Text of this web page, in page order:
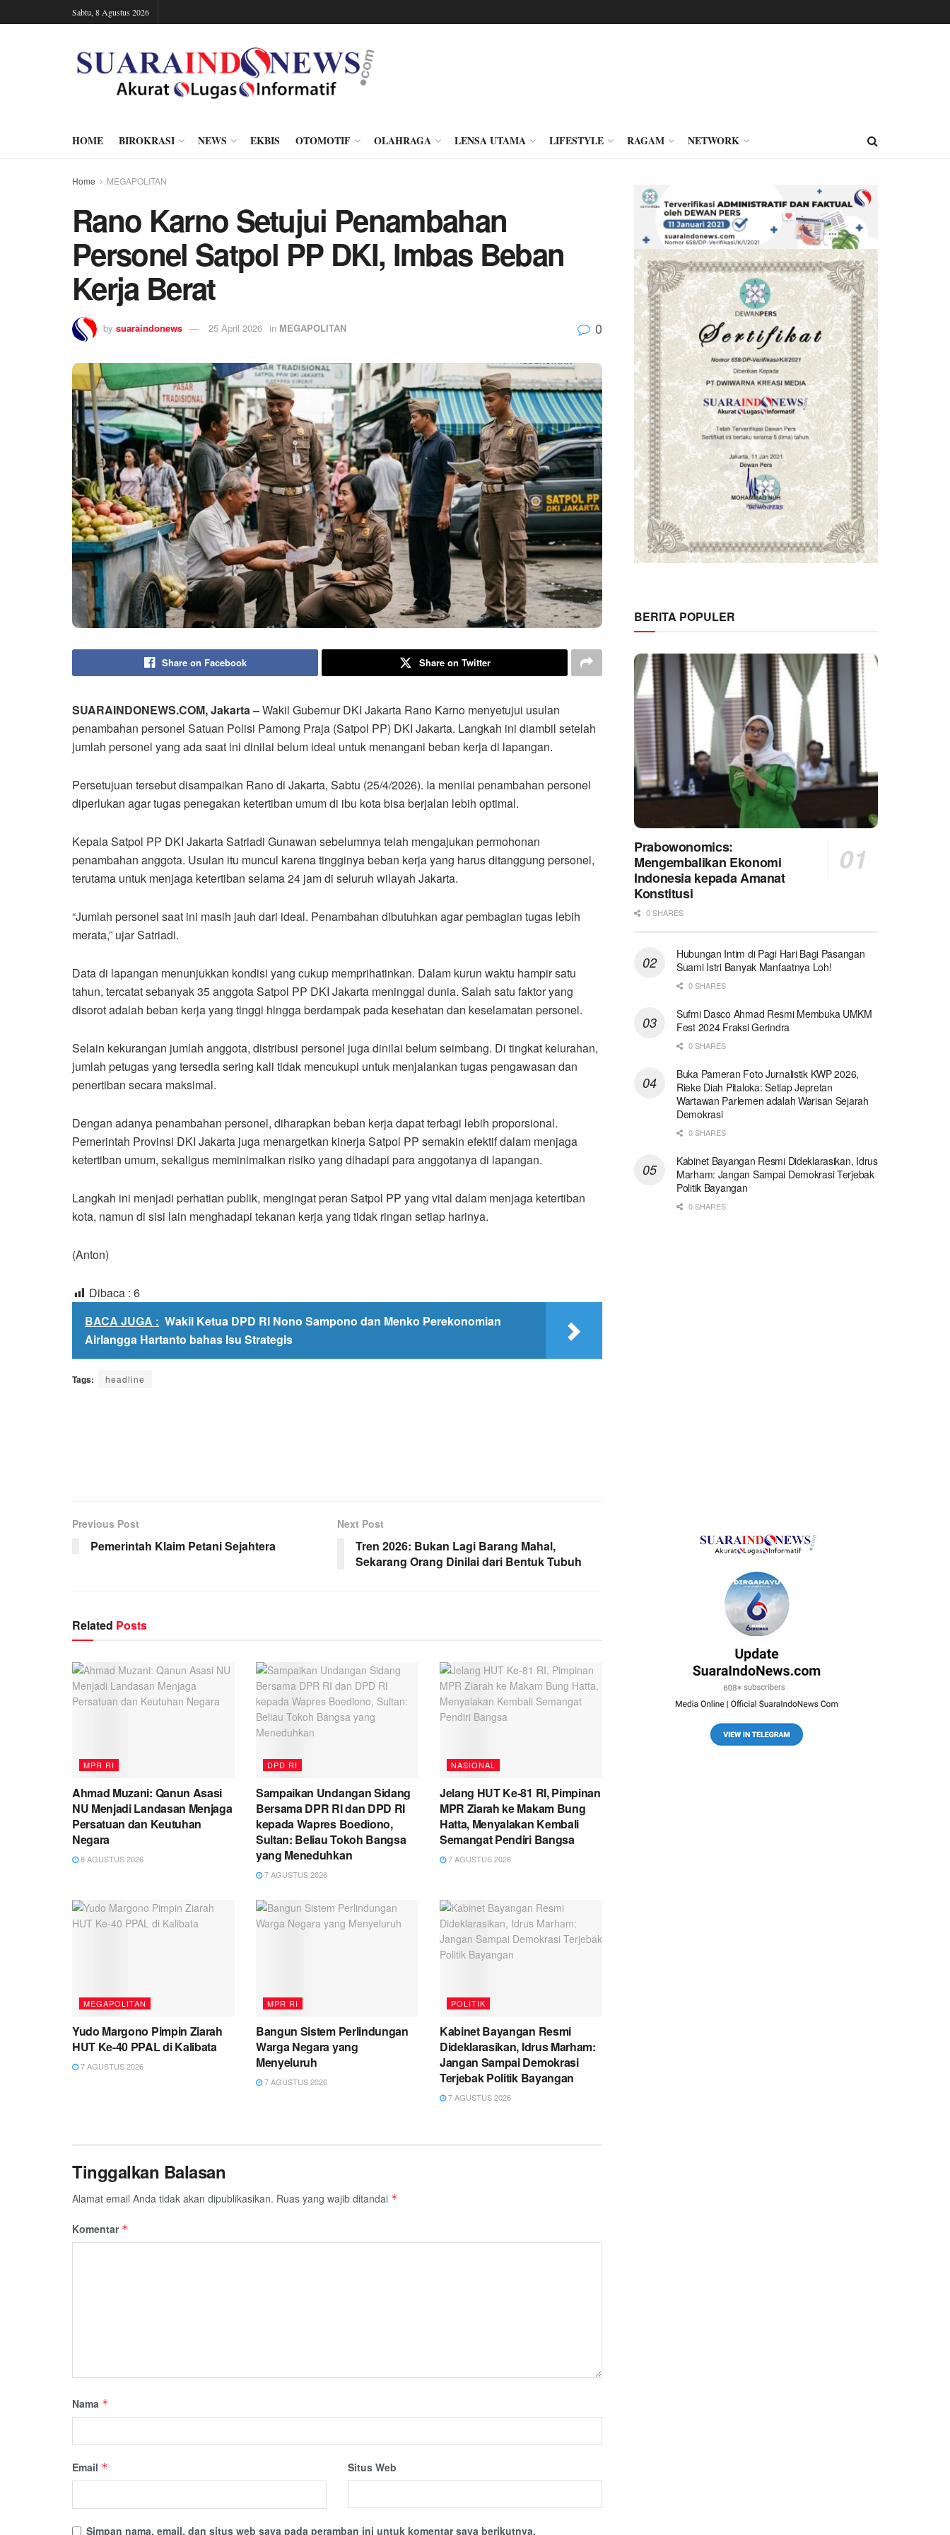
Sabtu, 8 Agustus 2026
HOME BIROKRASI NEWS EKBIS OTOMOTIF OLAHRAGA LENSA UTAMA LIFESTYLE RAGAM NETWORK
Home MEGAPOLITAN
Rano Karno Setujui Penambahan
Personel Satpol PP DKI, Imbas Beban
Kerja Berat
by suaraindonews 25 April 2026 in MEGAPOLITAN 0
Share on Facebook Share on Twitter
SUARAINDONEWS.COM, Jakarta –Wakil Gubernur DKI Jakarta Rano Karno menyetujui usulan
penambahan personel Satuan Polisi Pamong Praja (Satpol PP) DKI Jakarta. Langkah ini diambil setelah
jumlah personel yang ada saat ini dinilai belum ideal untuk menangani beban kerja di lapangan.
Persetujuan tersebut disampaikan Rano di Jakarta, Sabtu (25/4/2026). Ia menilai penambahan personel
diperlukan agar tugas penegakan ketertiban umum di ibu kota bisa berjalan lebih optimal.
Kepala Satpol PP DKI Jakarta Satriadi Gunawan sebelumnya telah mengajukan permohonan
penambahan anggota. Usulan itu muncul karena tingginya beban kerja yang harus ditanggung personel,
terutama untuk menjaga ketertiban selama 24 jam di seluruh wilayah Jakarta.
“Jumlah personel saat ini masih jauh dari ideal. Penambahan dibutuhkan agar pembagian tugas lebih
merata,” ujar Satriadi.
Data di lapangan menunjukkan kondisi yang cukup memprihatinkan. Dalam kurun waktu hampir satu
tahun, tercatat sebanyak 35 anggota Satpol PP DKI Jakarta meninggal dunia. Salah satu faktor yang
disorot adalah beban kerja yang tinggi hingga berdampak pada kesehatan dan keselamatan personel.
Selain kekurangan jumlah anggota, distribusi personel juga dinilai belum seimbang. Di tingkat kelurahan,
jumlah petugas yang tersedia sering kali tidak mencukupi untuk menjalankan tugas pengawasan dan
penertiban secara maksimal.
Dengan adanya penambahan personel, diharapkan beban kerja dapat terbagi lebih proporsional.
Pemerintah Provinsi DKI Jakarta juga menargetkan kinerja Satpol PP semakin efektif dalam menjaga
ketertiban umum, sekaligus meminimalkan risiko yang dihadapi para anggotanya di lapangan.
Langkah ini menjadi perhatian publik, mengingat peran Satpol PP yang vital dalam menjaga ketertiban
kota, namun di sisi lain menghadapi tekanan kerja yang tidak ringan setiap harinya.
(Anton)
Dibaca : 6
BACA JUGA : Wakil Ketua DPD RI Nono Sampono dan Menko Perekonomian
Airlangga Hartanto bahas Isu Strategis
Tags: headline
Previous Post
Pemerintah Klaim Petani Sejahtera
Next Post
Tren 2026: Bukan Lagi Barang Mahal,
Sekarang Orang Dinilai dari Bentuk Tubuh
Related Posts
MPR RI
Ahmad Muzani: Qanun Asasi
NU Menjadi Landasan Menjaga
Persatuan dan Keutuhan
Negara
8 AGUSTUS 2026
DPD RI
Sampaikan Undangan Sidang
Bersama DPR RI dan DPD RI
kepada Wapres Boediono,
Sultan: Beliau Tokoh Bangsa
yang Meneduhkan
7 AGUSTUS 2026
NASIONAL
Jelang HUT Ke-81 RI, Pimpinan
MPR Ziarah ke Makam Bung
Hatta, Menyalakan Kembali
Semangat Pendiri Bangsa
7 AGUSTUS 2026
MEGAPOLITAN
Yudo Margono Pimpin Ziarah
HUT Ke-40 PPAL di Kalibata
7 AGUSTUS 2026
MPR RI
Bangun Sistem Perlindungan
Warga Negara yang
Menyeluruh
7 AGUSTUS 2026
POLITIK
Kabinet Bayangan Resmi
Dideklarasikan, Idrus Marham:
Jangan Sampai Demokrasi
Terjebak Politik Bayangan
7 AGUSTUS 2026
Tinggalkan Balasan
Alamat email Anda tidak akan dipublikasikan. Ruas yang wajib ditandai *
Komentar *
Nama *
Email * Situs Web
Simpan nama, email, dan situs web saya pada peramban ini untuk komentar saya berikutnya.
BERITA POPULER
Prabowonomics:
Mengembalikan Ekonomi
Indonesia kepada Amanat
Konstitusi
0 SHARES
Hubungan Intim di Pagi Hari Bagi Pasangan
Suami Istri Banyak Manfaatnya Loh!
0 SHARES
Sufmi Dasco Ahmad Resmi Membuka UMKM
Fest 2024 Fraksi Gerindra
0 SHARES
Buka Pameran Foto Jurnalistik KWP 2026,
Rieke Diah Pitaloka: Setiap Jepretan
Wartawan Parlemen adalah Warisan Sejarah
Demokrasi
0 SHARES
Kabinet Bayangan Resmi Dideklarasikan, Idrus
Marham: Jangan Sampai Demokrasi Terjebak
Politik Bayangan
0 SHARES